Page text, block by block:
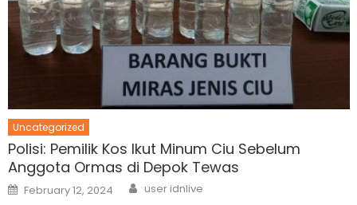
Uncategorized
Polisi: Pemilik Kos Ikut Minum Ciu Sebelum
Anggota Ormas di Depok Tewas
Posted
on
February 12, 2024 Author
user idnlive